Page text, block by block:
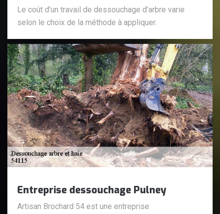
Le coût d’un travail de dessouchage d’arbre varie
selon le choix de la méthode à appliquer.
Entreprise dessouchage Pulney
Artisan Brochard 54 est une entreprise